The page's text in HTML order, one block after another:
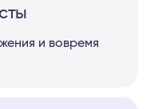
и вовремя